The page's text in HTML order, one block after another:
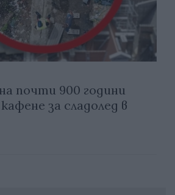
почти 900 години
за сладолед в